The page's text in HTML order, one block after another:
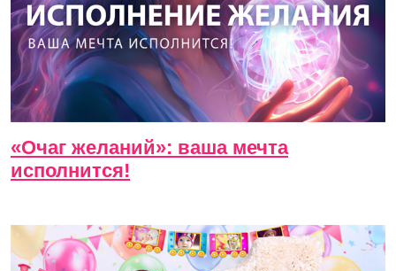
«Очаг желаний»: ваша мечта
исполнится!